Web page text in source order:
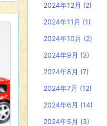
2024年12月 (2)
2024年11月 (1)
2024年10月 (2)
2024年9月 (3)
2024年8月 (7)
2024年7月 (12)
2024年6月 (14)
2024年5月 (3)